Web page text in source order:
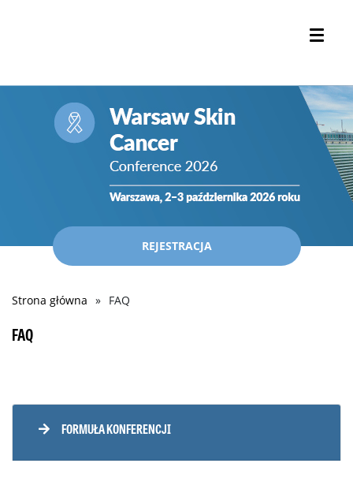
REJESTRACJA
Ścieżka
nawigacyjna
Strona główna FAQ
FAQ
FORMUŁA KONFERENCJI